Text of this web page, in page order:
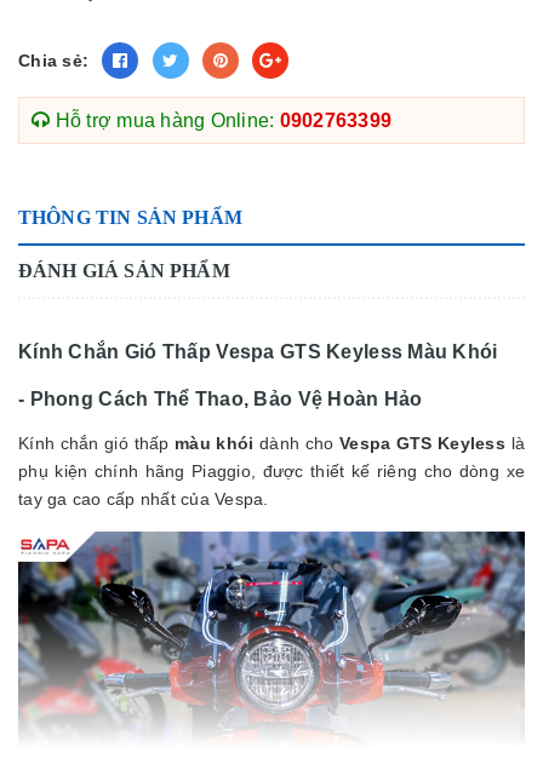
Chia sẻ:
Hỗ trợ mua hàng Online: 0902763399
THÔNG TIN SẢN PHẨM
ĐÁNH GIÁ SẢN PHẨM
Kính Chắn Gió Thấp Vespa GTS Keyless Màu Khói
- Phong Cách Thể Thao, Bảo Vệ Hoàn Hảo
Kính chắn gió thấp màu khói dành cho Vespa GTS Keyless là
phụ kiện chính hãng Piaggio, được thiết kế riêng cho dòng xe
tay ga cao cấp nhất của Vespa.